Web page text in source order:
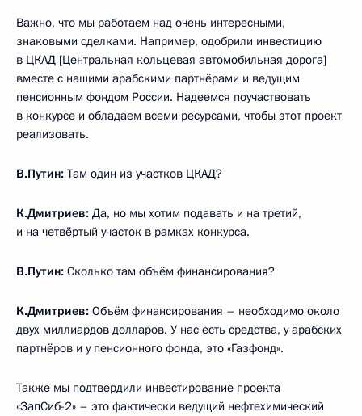
Важно, что мы работаем над очень интересными,
знаковыми сделками. Например, одобрили инвестицию
в ЦКАД [Центральная кольцевая автомобильная дорога]
вместе с нашими арабскими партнёрами и ведущим
пенсионным фондом России. Надеемся поучаствовать
в конкурсе и обладаем всеми ресурсами, чтобы этот проект
реализовать.
В.Путин: Там один из участков ЦКАД?
К.Дмитриев: Да, но мы хотим подавать и на третий,
и на четвёртый участок в рамках конкурса.
В.Путин: Сколько там объём финансирования?
К.Дмитриев: Объём финансирования – необходимо около
двух миллиардов долларов. У нас есть средства, у арабских
партнёров и у пенсионного фонда, это «Газфонд».
Также мы подтвердили инвестирование проекта
«ЗапСиб-2» – это фактически ведущий нефтехимический